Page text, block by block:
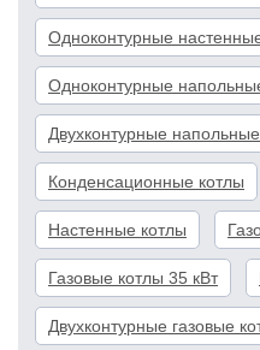
Одноконтурные
Одноконтурные
Двухконтурные
Конденсационные котлы
Настенные котлы
Газовые котлы 35 кВт
Двухконтурные газовые